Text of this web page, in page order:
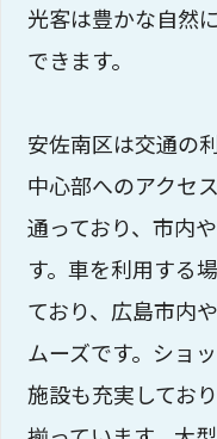
光客は豊かな自然
できます。
安佐南区は交通の
中心部へのアクセ
通っており、市内
す。車を利用する
ており、広島市内
ムーズです。ショ
施設も充実してお